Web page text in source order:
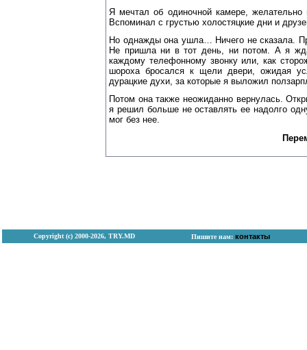
Я мечтал об одиночной камере,
Вспоминал с грустью холостяцкие дни и
Но однажды она ушла… Ничего не сказала.
Не пришла ни в тот день, ни потом. А я
каждому телефонному звонку или, как
шороха бросался к щели двери, ожидая
дурацкие духи, за которые я выложил
Потом она также неожиданно вернулась.
я решил больше не оставлять ее надолго
мог без нее.
Copyright (с) 2000-2026, TRY.MD Пишите нам: контакты